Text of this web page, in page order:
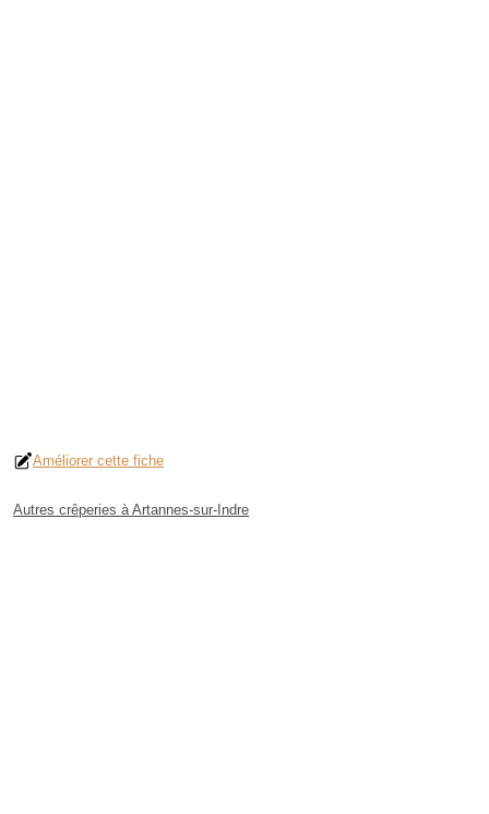
Améliorer cette fiche
Autres crêperies à Artannes-sur-Indre